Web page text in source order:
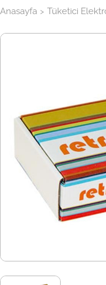
Anasayfa > Tüketici